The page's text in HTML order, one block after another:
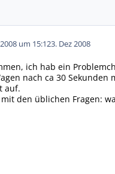
um 15:123. Dez 2008
ich hab ein
nach ca 30
auf.
den üblichen Fragen: